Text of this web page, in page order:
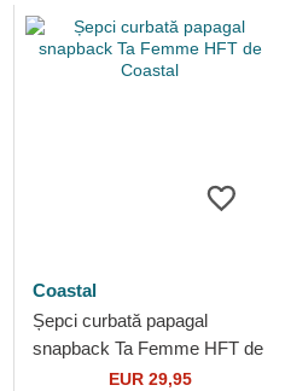
Coastal
Șepci curbată papagal
snapback Ta Femme HFT de
EUR 29,95